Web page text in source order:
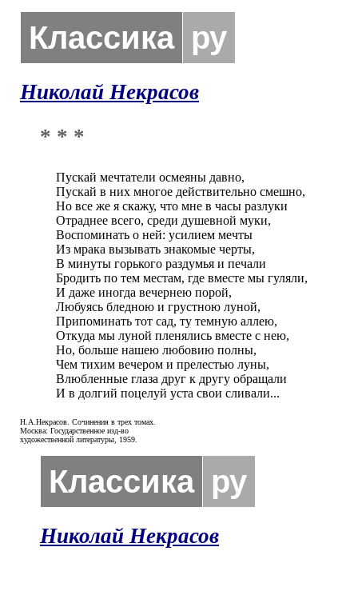
Классика ру
Николай Некрасов
* * *
Пускай мечтатели осмеяны давно,
Пускай в них многое действительно смешно,
Но все же я скажу, что мне в часы разлуки
Отраднее всего, среди душевной муки,
Воспоминать о ней: усилием мечты
Из мрака вызывать знакомые черты,
В минуты горького раздумья и печали
Бродить по тем местам, где вместе мы гуляли,
И даже иногда вечернею порой,
Любуясь бледною и грустною луной,
Припоминать тот сад, ту темную аллею,
Откуда мы луной пленялись вместе с нею,
Но, больше нашею любовию полны,
Чем тихим вечером и прелестью луны,
Влюбленные глаза друг к другу обращали
И в долгий поцелуй уста свои сливали...
Н.А.Некрасов. Сочинения в трех томах.
Москва: Государственное изд-во
художественной литературы, 1959.
Классика ру
Николай Некрасов